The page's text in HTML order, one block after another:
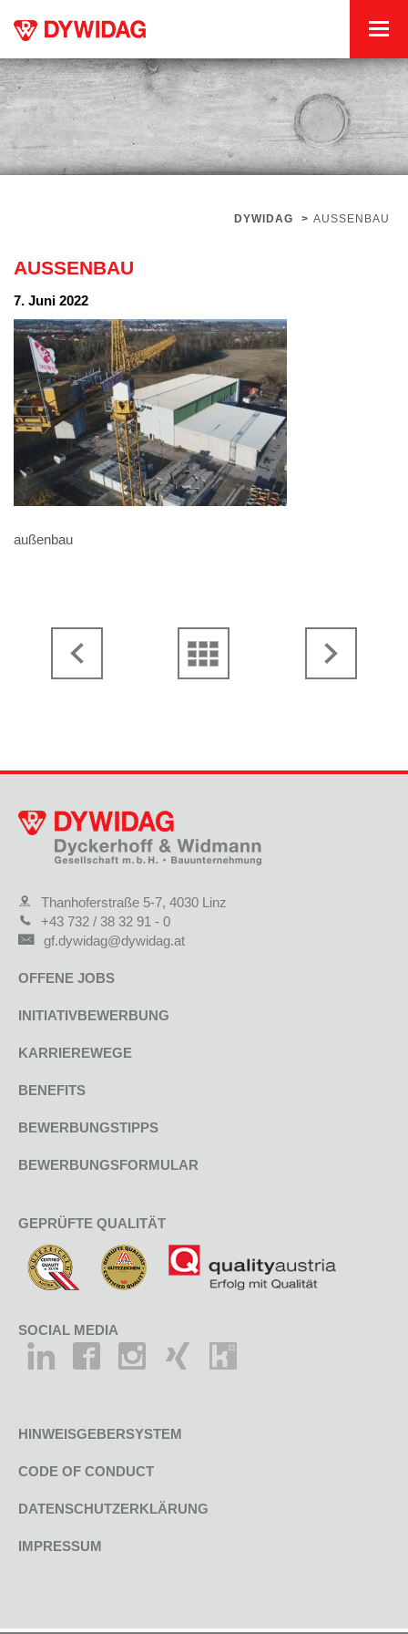
DYWIDAG > AUSSENBAU
AUSSENBAU
7. Juni 2022
außenbau
Thanhoferstraße 5-7, 4030 Linz
+43 732 / 38 32 91 - 0
gf.dywidag@dywidag.at
OFFENE JOBS
INITIATIVBEWERBUNG
KARRIEREWEGE
BENEFITS
BEWERBUNGSTIPPS
BEWERBUNGSFORMULAR
GEPRÜFTE QUALITÄT
SOCIAL MEDIA
HINWEISGEBERSYSTEM
CODE OF CONDUCT
DATENSCHUTZERKLÄRUNG
IMPRESSUM